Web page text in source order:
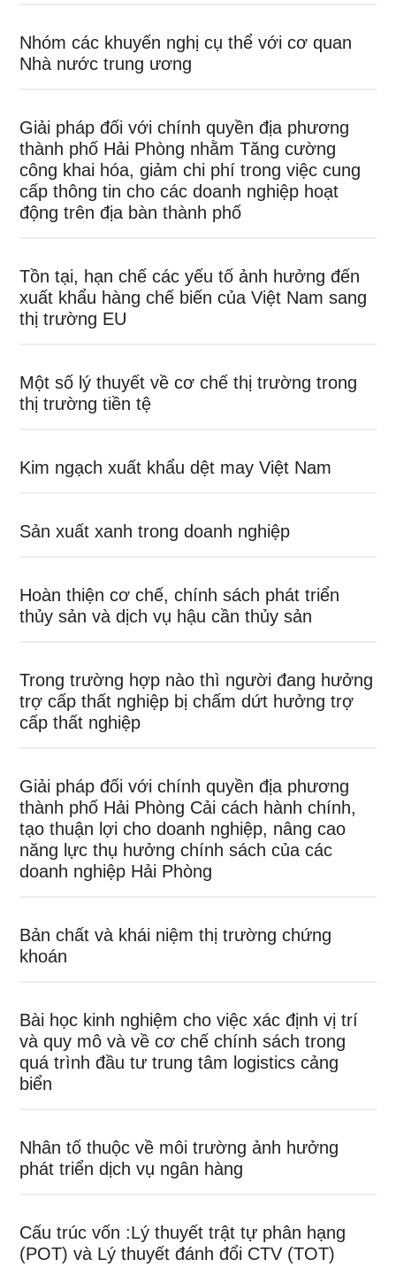
Nhóm các khuyến nghị cụ thể với cơ quan
Nhà nước trung ương
Giải pháp đối với chính quyền địa phương
thành phố Hải Phòng nhằm Tăng cường
công khai hóa, giảm chi phí trong việc cung
cấp thông tin cho các doanh nghiệp hoạt
động trên địa bàn thành phố
Tồn tại, hạn chế các yếu tố ảnh hưởng đến
xuất khẩu hàng chế biến của Việt Nam sang
thị trường EU
Một số lý thuyết về cơ chế thị trường trong
thị trường tiền tệ
Kim ngạch xuất khẩu dệt may Việt Nam
Sản xuất xanh trong doanh nghiệp
Hoàn thiện cơ chế, chính sách phát triển
thủy sản và dịch vụ hậu cần thủy sản
Trong trường hợp nào thì người đang hưởng
trợ cấp thất nghiệp bị chấm dứt hưởng trợ
cấp thất nghiệp
Giải pháp đối với chính quyền địa phương
thành phố Hải Phòng Cải cách hành chính,
tạo thuận lợi cho doanh nghiệp, nâng cao
năng lực thụ hưởng chính sách của các
doanh nghiệp Hải Phòng
Bản chất và khái niệm thị trường chứng
khoán
Bài học kinh nghiệm cho việc xác định vị trí
và quy mô và về cơ chế chính sách trong
quá trình đầu tư trung tâm logistics cảng
biển
Nhân tố thuộc về môi trường ảnh hưởng
phát triển dịch vụ ngân hàng
Cấu trúc vốn :Lý thuyết trật tự phân hạng
(POT) và Lý thuyết đánh đổi CTV (TOT)